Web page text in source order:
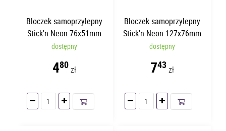
Bloczek samoprzylepny
Stick'n Neon 76x51mm
Pomarańczowy
dostępny
480zł
Bloczek samoprzylepny
Stick'n Neon 127x76mm
Różowy
dostępny
743zł